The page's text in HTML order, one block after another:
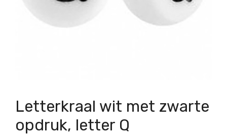
Letterkraal wit met zwarte
opdruk, letter Q